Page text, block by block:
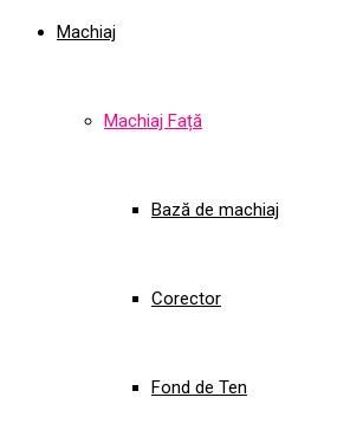
Machiaj
Machiaj Față
Bază de machiaj
Corector
Fond de Ten